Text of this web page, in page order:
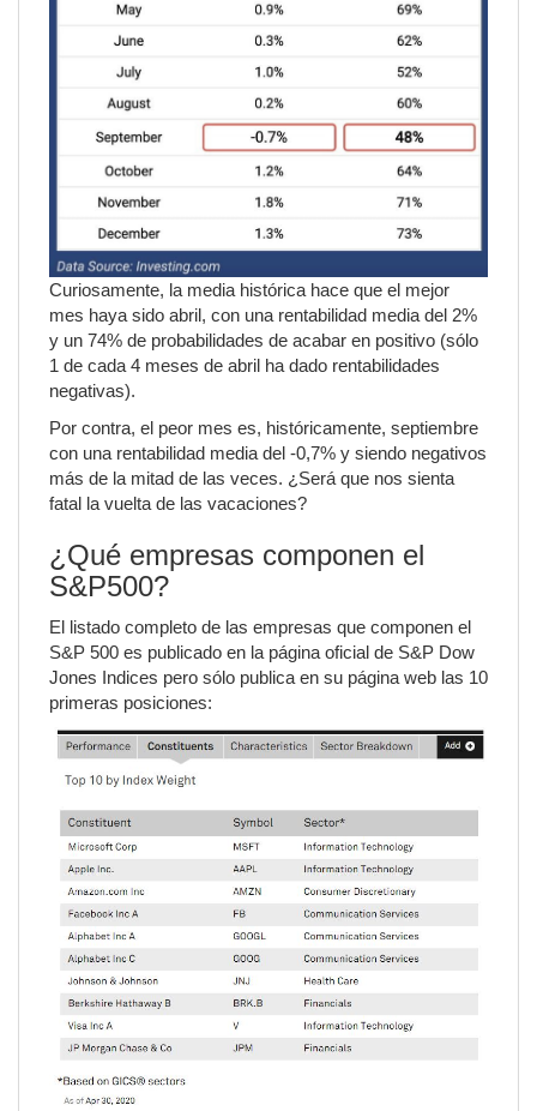
Curiosamente, la media histórica hace que el mejor
mes haya sido abril, con una rentabilidad media del 2%
y un 74% de probabilidades de acabar en positivo (sólo
1 de cada 4 meses de abril ha dado rentabilidades
negativas).
Por contra, el peor mes es, históricamente, septiembre
con una rentabilidad media del -0,7% y siendo negativos
más de la mitad de las veces. ¿Será que nos sienta
fatal la vuelta de las vacaciones?
¿Qué empresas componen el
S&P500?
El listado completo de las empresas que componen el
S&P 500 es publicado en la página oficial de S&P Dow
Jones Indices pero sólo publica en su página web las 10
primeras posiciones: